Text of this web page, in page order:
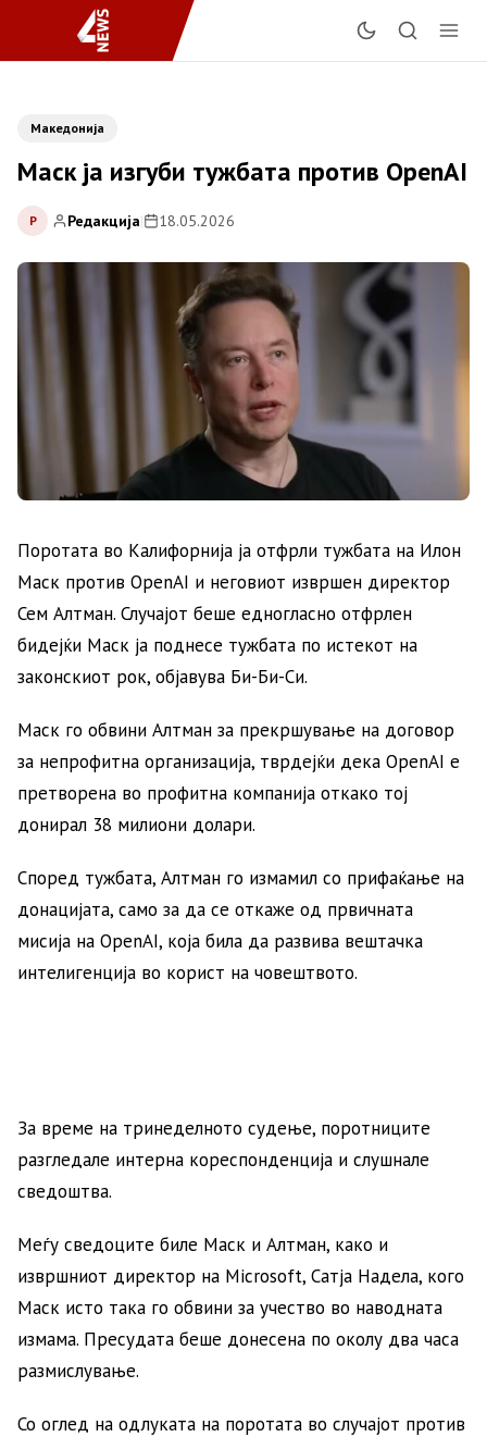
Македонија
Маск ја изгуби тужбата против OpenAI
Р Редакција| 18.05.2026
Поротата во Калифорнија ја отфрли тужбата на Илон
Маск против OpenAI и неговиот извршен директор
Сем Алтман. Случајот беше едногласно отфрлен
бидејќи Маск ја поднесе тужбата по истекот на
законскиот рок, објавува Би-Би-Си.
Маск го обвини Алтман за прекршување на договор
за непрофитна организација, тврдејќи дека OpenAI е
претворена во профитна компанија откако тој
донирал 38 милиони долари.
Според тужбата, Алтман го измамил со прифаќање на
донацијата, само за да се откаже од првичната
мисија на OpenAI, која била да развива вештачка
интелигенција во корист на човештвото.
За време на тринеделното судење, поротниците
разгледале интерна кореспонденција и слушнале
сведоштва.
Меѓу сведоците биле Маск и Алтман, како и
извршниот директор на Microsoft, Сатја Надела, кого
Маск исто така го обвини за учество во наводната
измама. Пресудата беше донесена по околу два часа
размислување.
Со оглед на одлуката на поротата во случајот против